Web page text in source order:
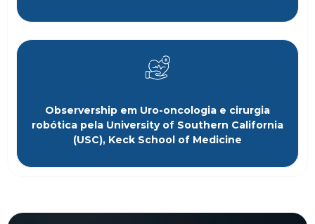
Observership em Uro-oncologia e cirurgia
robótica pela University of Southern California
(USC), Keck School of Medicine